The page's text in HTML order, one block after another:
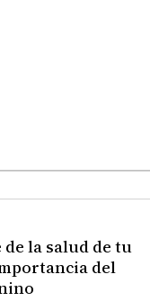
la salud de tu
del